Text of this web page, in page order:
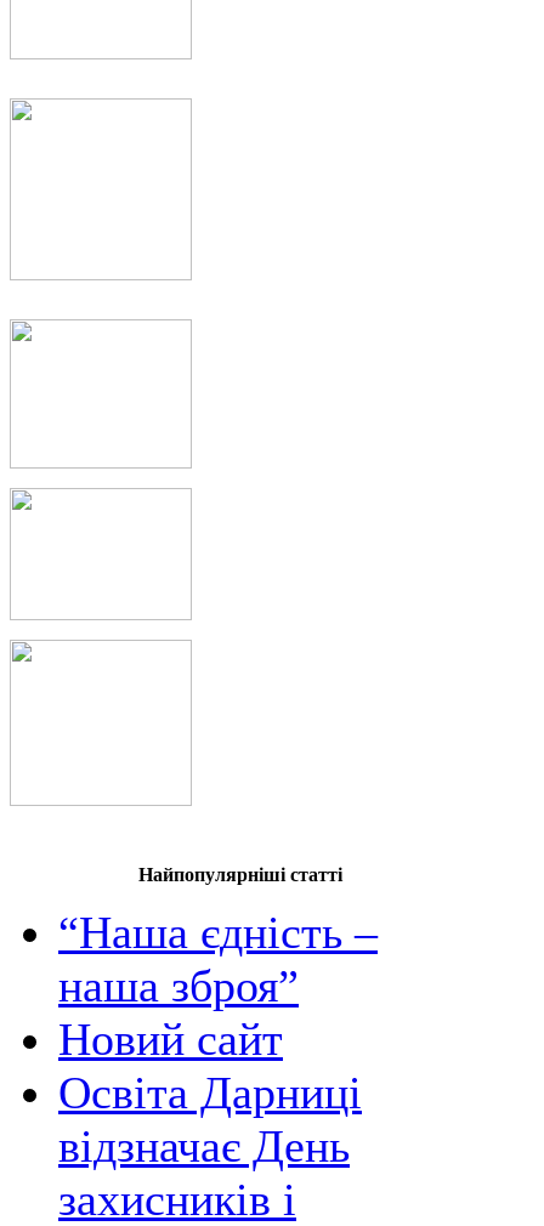
Найпопулярніші статті
“Наша єдність –
наша зброя”
Новий сайт
Освіта Дарниці
відзначає День
захисників і